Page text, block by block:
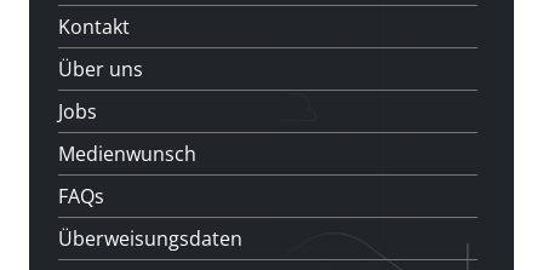
Kontakt
Über uns
Jobs
Medienwunsch
FAQs
Überweisungsdaten